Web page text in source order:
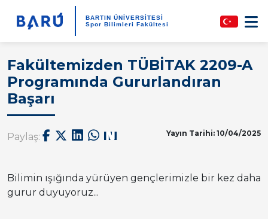
BARTIN ÜNİVERSİTESİ
Spor Bilimleri Fakültesi
Fakültemizden TÜBİTAK 2209-A
Programında Gururlandıran
Başarı
Paylaş: Yayın Tarihi: 10/04/2025
Bilimin ışığında yürüyen gençlerimizle bir kez daha
gurur duyuyoruz...